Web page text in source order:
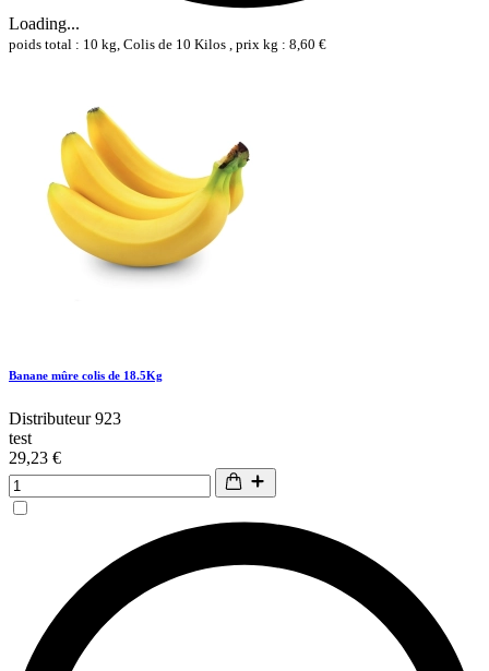
Loading...
poids total : 10 kg, Colis de 10 Kilos , prix kg : 8,60 €
Banane mûre colis de 18.5Kg
Distributeur 923
test
29,23 €